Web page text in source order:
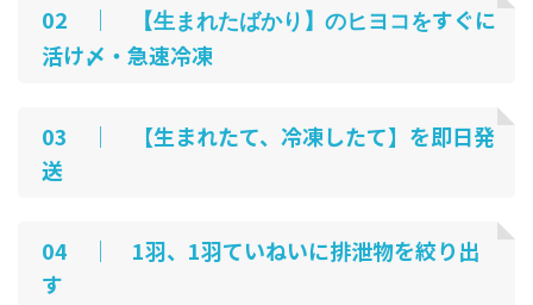
02 ｜ 【生まれたばかり】のヒヨコをすぐに
活け〆・急速冷凍
03 ｜ 【生まれたて、冷凍したて】を即日発
送
04 ｜ 1羽、1羽ていねいに排泄物を絞り出
す